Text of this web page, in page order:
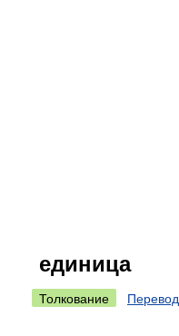
единица
Толкование Перевод